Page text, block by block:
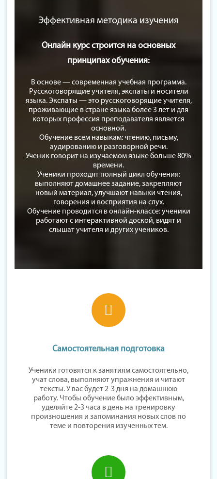
Эффективная методика изучения
Онлайн курс строится на основных
принципах обучения:
В основе — современная учебная программа.
Русскоговорящие учителя, экспаты и носители
языка. Экспаты — это русскоговорящие учителя,
проживающие в стране языка более 3 лет и для
которых профессия преподавателя является
основной.
Обучение всем навыкам: чтению, письму,
аудированию и разговорной речи.
Ученик говорит на изучаемом языке больше 80%
времени.
Ученики проходят полный цикл обучения:
выполняют домашнее задание, закрепляют
новый материал, улучшают навыки чтения,
говорения и восприятия на слух.
Обучение проводится в онлайн-классе: ученики
работают с интерактивной доской, видят и
слышат учителя и других учеников.
Самостоятельная подготовка
Ученики готовятся к занятиям самостоятельно,
учат слова, выполняют упражнения и читают
тексты. У вас будет 2-3 дня на домашнюю
работу. Чтобы обучение было эффективным,
уделяйте 2-3 часа в день на тренировку
произношения и запоминания новых слов по
теме и повторения изученных тем.